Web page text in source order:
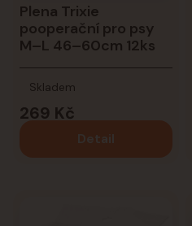
Plena Trixie
pooperační pro psy
M–L 46–60cm 12ks
269 Kč
Skladem
Detail